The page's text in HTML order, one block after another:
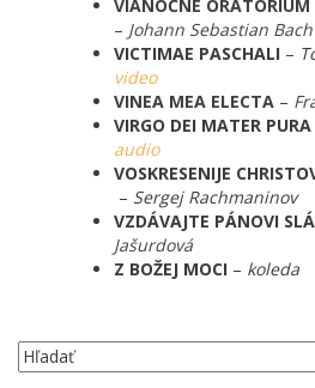
VIANOČNÉ ORATÓRIUM
– Johann Sebastian Bach
VICTIMAE PASCHALI –
video
VINEA MEA ELECTA –
VIRGO DEI MATER PURA
audio
VOSKRESENIJE
– Sergej Rachmaninov
VZDÁVAJTE PÁNOVI
Jašurdová
Z BOŽEJ MOCI – koleda